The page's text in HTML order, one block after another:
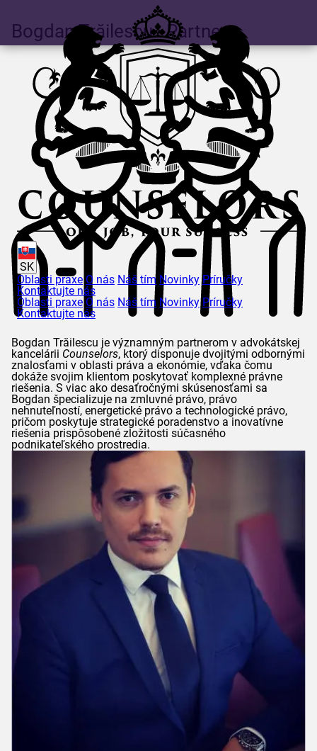
SK
Oblasti praxe O nás Náš tím Novinky Príručky
Kontaktujte nás
Oblasti praxe O nás Náš tím Novinky Príručky
Kontaktujte nás
Bogdan Trăilescu- Partner
Bogdan Trăilescu je významným partnerom v advokátskej
kancelárii Counselors, ktorý disponuje dvojitými odbornými
znalosťami v oblasti práva a ekonómie, vďaka čomu
dokáže svojim klientom poskytovať komplexné právne
riešenia. S viac ako desaťročnými skúsenosťami sa
Bogdan špecializuje na zmluvné právo, právo
nehnuteľností, energetické právo a technologické právo,
pričom poskytuje strategické poradenstvo a inovatívne
riešenia prispôsobené zložitosti súčasného
podnikateľského prostredia.